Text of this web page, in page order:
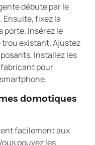
débute par le
Ensuite, fixez la
porte. Insérez le
trou existant. Ajustez
Installez les
pour
domotiques
facilement aux
pouvez les